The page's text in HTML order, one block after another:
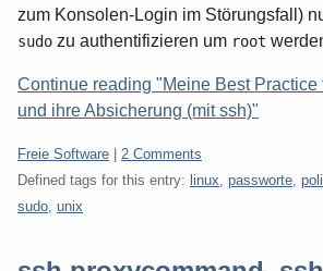
zum Konsolen-Login im Störungsfall)
sudo zu authentifizieren um root
Continue reading "Meine Best
und ihre Absicherung (mit ssh)"
Categories:
Freie Software
2 Comments
Defined tags for this entry: linux passworte
sudo unix